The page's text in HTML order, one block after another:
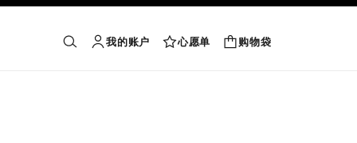
搜索 账户
我的账户
心愿单
心愿单 购物袋购物袋